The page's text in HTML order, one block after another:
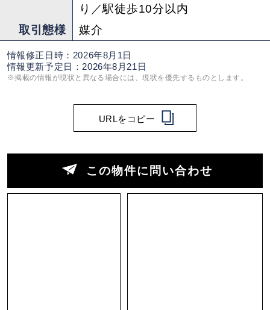
り／駅徒歩10分以内
取引態様
媒介
情報修正日時：2026年8月1日
情報更新予定日：2026年8月21日
※掲載の情報が現状と異なる場合には、現状を優先するものとします。
URLをコピー
この物件に問い合わせ